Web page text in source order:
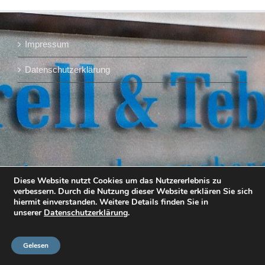
Impressum
Datenschutzerklärung
Diese Website nutzt Cookies um das Nutzererlebnis zu
verbessern. Durch die Nutzung dieser Website erklären Sie sich
hiermit einverstanden. Weitere Details finden Sie in
unserer Datenschutzerklärung.
Gelesen